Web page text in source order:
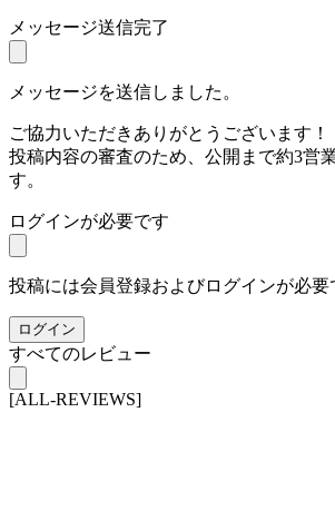
メッセージ送信完了
メッセージを送信しました。
ご協力いただきありがとうございます！
投稿内容の審査のため、公開まで約3営
す。
ログインが必要です
投稿には会員登録およびログインが必要
ログイン
すべてのレビュー
[ALL-REVIEWS]